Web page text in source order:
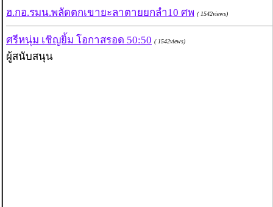
ฮ.กอ.รมน.พลัดตกเขายะลาตายยกลำ10 ศพ ( 1542views)
ศรีหนุ่ม เชิญยิ้ม โอกาสรอด 50:50 ( 1542views)
ผู้สนับสนุน